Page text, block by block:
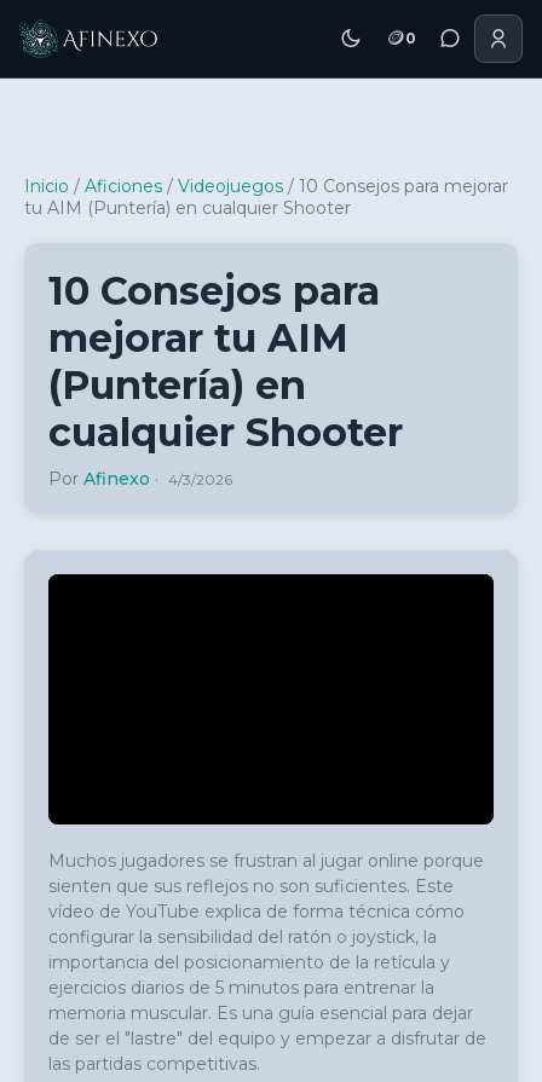
Inicio Afinexo 🪙0
Inicio / Aficiones / Videojuegos / 10 Consejos para mejorar
tu AIM (Puntería) en cualquier Shooter
10 Consejos para
mejorar tu AIM
(Puntería) en
cualquier Shooter
Por Afinexo · 4/3/2026
Muchos jugadores se frustran al jugar online porque
sienten que sus reflejos no son suficientes. Este
vídeo de YouTube explica de forma técnica cómo
configurar la sensibilidad del ratón o joystick, la
importancia del posicionamiento de la retícula y
ejercicios diarios de 5 minutos para entrenar la
memoria muscular. Es una guía esencial para dejar
de ser el "lastre" del equipo y empezar a disfrutar de
las partidas competitivas.